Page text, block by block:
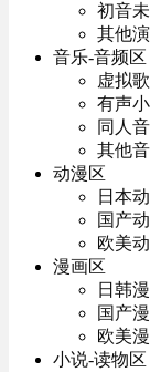
初音
其他
音乐-音频区
虚拟
有声
同人
其他
动漫区
日本
国产
欧美
漫画区
日韩
国产
欧美
小说-读物区